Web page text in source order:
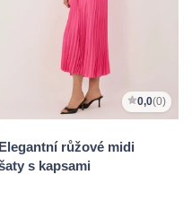
0,0(0)
Elegantní růžové midi
s kapsami